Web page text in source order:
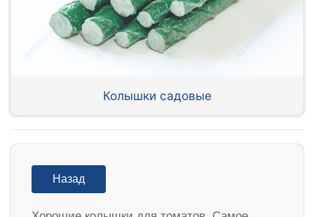
Колышки садовые
Назад